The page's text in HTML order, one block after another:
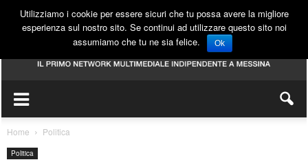
Home Politica
Politica
Utilizziamo i cookie per essere sicuri che tu possa avere la migliore
esperienza sul nostro sito. Se continui ad utilizzare questo sito noi
assumiamo che tu ne sia felice.
Ok